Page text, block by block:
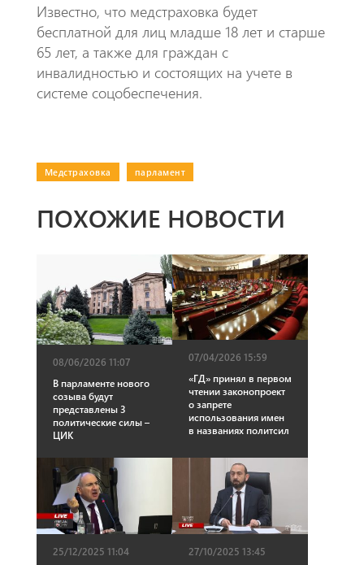
Известно, что медстраховка будет
бесплатной для лиц младше 18 лет и старше
65 лет, а также для граждан с
инвалидностью и состоящих на учете в
системе соцобеспечения.
Медстраховка парламент
ПОХОЖИЕ НОВОСТИ
08/06/2026 11:07
В парламенте нового
созыва будут
представлены 3
политические силы –
ЦИК
07/04/2026 15:59
«ГД» принял в первом
чтении законопроект
о запрете
использования имен
в названиях политсил
25/12/2025 11:04
27/10/2025 13:45